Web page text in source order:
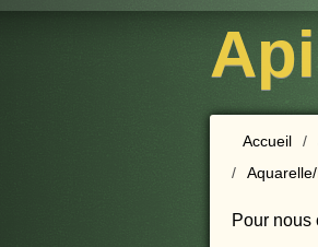
Accueil /
/
Pour nous